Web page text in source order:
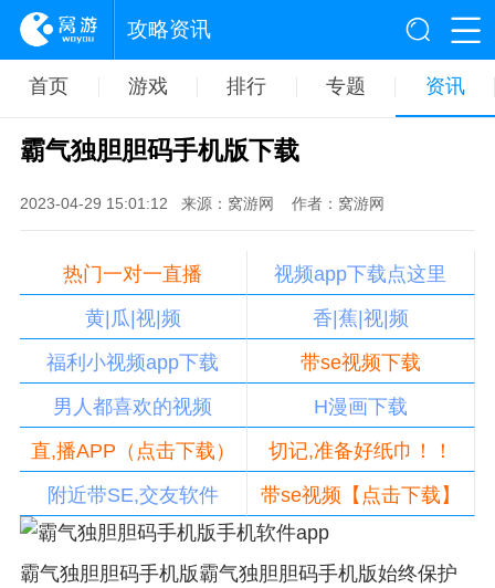
攻略资讯
首页 游戏 排行 专题 资讯
霸气独胆胆码手机版下载
2023-04-29 15:01:12 来源：窝游网 作者：窝游网
热门一对一直播
视频app下载点这里
黄|瓜|视|频
香|蕉|视|频
福利小视频app下载
带se视频下载
男人都喜欢的视频
H漫画下载
直,播APP（点击下载）
切记,准备好纸巾！！
附近带SE,交友软件
带se视频【点击下载】
霸气独胆胆码手机版霸气独胆胆码手机版始终保护